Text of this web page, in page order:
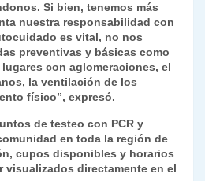
Si bien, tenemos más
nuestra responsabilidad con
es vital, no nos
preventivas y básicas como
con aglomeraciones, el
la ventilación de los
físico”, expresó.
de testeo con PCR y
en toda la región de
cupos disponibles y horarios
visualizados directamente en el